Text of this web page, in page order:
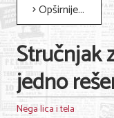
Opširnije...
Stručnjak
jedno
Nega lica i tela